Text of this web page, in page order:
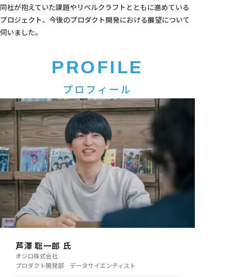
同社が抱えていた課題やリベルクラフトとともに進めている
プロジェクト、今後のプロダクト開発における展望について
伺いました。
PROFILE
プロフィール
芦澤 聡一郎 氏
オシロ株式会社
プロダクト開発部 データサイエンティスト